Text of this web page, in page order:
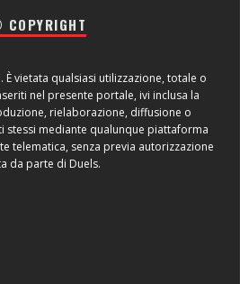
vietata qualsiasi utilizzazione, totale o
nel presente portale, ivi inclusa la
rielaborazione, diffusione o
stessi mediante qualunque piattaforma
telematica, senza previa autorizzazione
da parte di Duels.